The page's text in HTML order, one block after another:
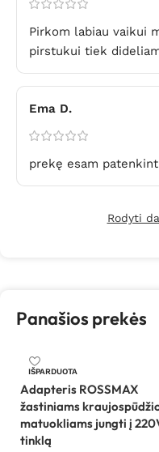
Pirkom labiau vaikui
pirstukui tiek
Ema D.
prekę esam
Rodyti
Panašios prekės
IŠPARDUOTA
Adapteris ROSSMAX
žastiniams
matuokliams jungti į
tinklą